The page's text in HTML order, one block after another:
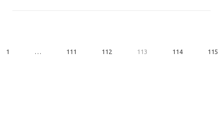
1 … 111 112 113 114 115